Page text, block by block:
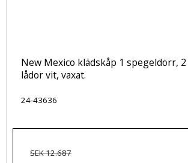
New Mexico klädskåp 1 spegeldörr,
lådor vit, vaxat.
24-43636
SEK 12.687